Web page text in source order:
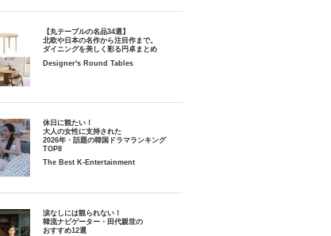
【丸テーブルの名品34選】
北欧や日本の名作から注目作まで。
ダイニングを美しく彩る円卓まとめ
Designer's Round Tables
休日に観たい！
大人の女性に支持された
2026年・話題の韓国ドラマランキング
TOP8
The Best K-Entertainment
涙なしには観られない！
韓流ナビゲーター・田代親世の
おすすめ12選